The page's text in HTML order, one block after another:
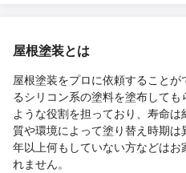
屋根塗装とは
屋根塗装をプロに依頼すること
るシリコン系の塗料を塗布して
ような役割を担っており、寿命
質や環境によって塗り替え時期
年以上何もしていない方などは
れません。